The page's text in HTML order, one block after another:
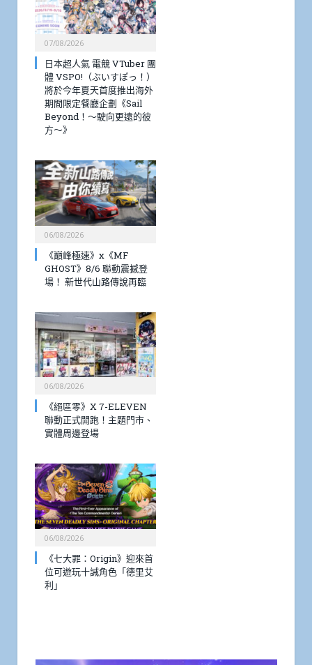
07/08/2026
日本超人氣 電競 VTuber 團
體 VSPO!（ぶいすぽっ！）
將於今年夏天首度推出海外
期間限定餐廳企劃《Sail
Beyond！～駛向更遠的彼
方～》
06/08/2026
《巔峰極速》x《MF
GHOST》8/6 聯動震撼登
場！ 新世代山路傳說再臨
06/08/2026
《絕區零》X 7-ELEVEN
聯動正式開跑！主題門市、
實體周邊登場
06/08/2026
《七大罪：Origin》迎來首
位可遊玩十誡角色「德里艾
利」